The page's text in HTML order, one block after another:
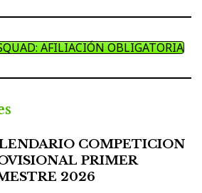
AFILIACIÓN OBLIGATORIA
COMPETICION
PRIMER
2026